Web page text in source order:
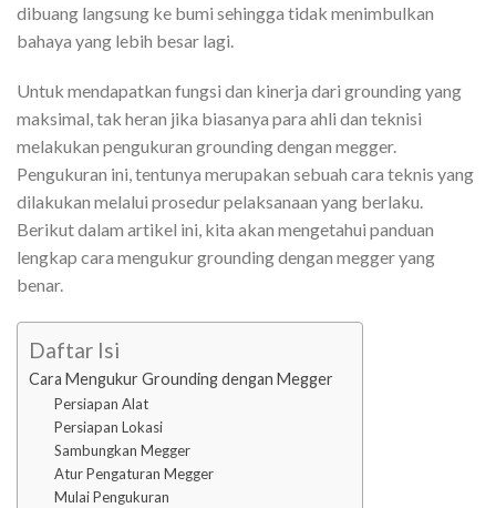
dibuang langsung ke bumi sehingga tidak menimbulkan
bahaya yang lebih besar lagi.
Untuk mendapatkan fungsi dan kinerja dari grounding yang
maksimal, tak heran jika biasanya para ahli dan teknisi
melakukan pengukuran grounding dengan megger.
Pengukuran ini, tentunya merupakan sebuah cara teknis yang
dilakukan melalui prosedur pelaksanaan yang berlaku.
Berikut dalam artikel ini, kita akan mengetahui panduan
lengkap cara mengukur grounding dengan megger yang
benar.
Daftar Isi
Cara Mengukur Grounding dengan Megger
Persiapan Alat
Persiapan Lokasi
Sambungkan Megger
Atur Pengaturan Megger
Mulai Pengukuran